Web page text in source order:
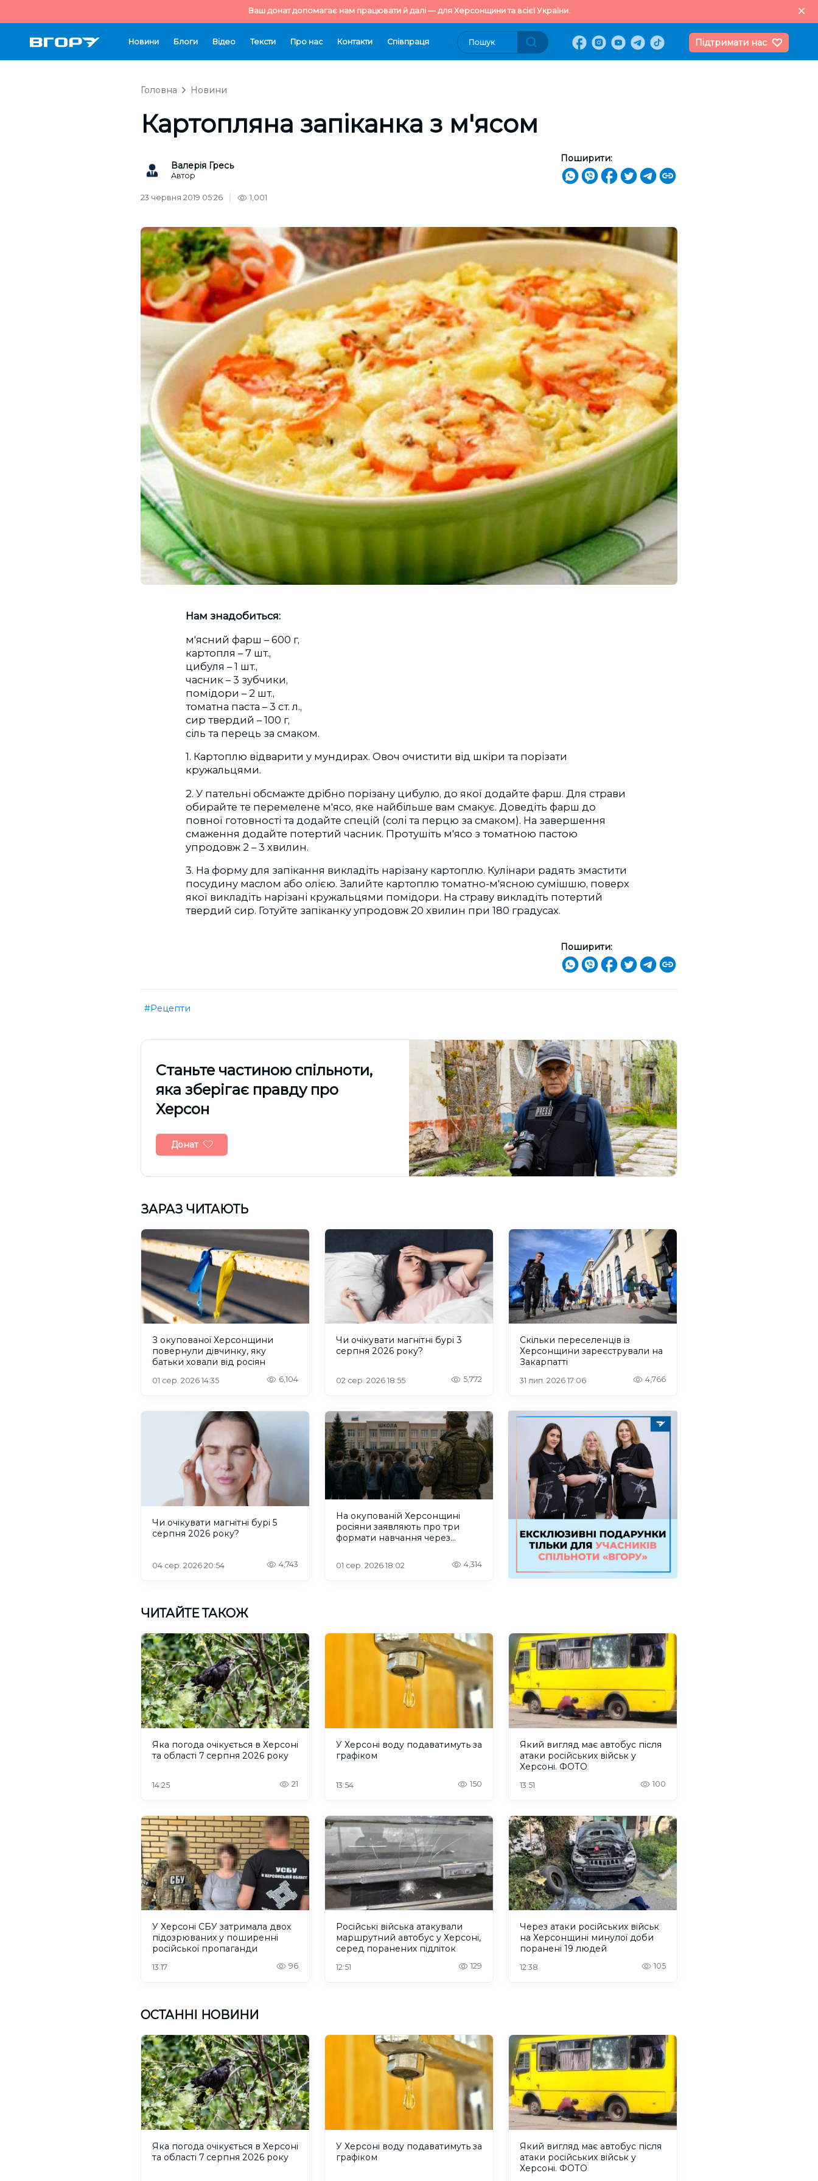
Ваш донат допомагає нам працювати й далі — для Херсонщини та всієї України.
Новини Блоги Відео Тексти Про нас Контакти Cпівпраця Підтримати нас
Головна Новини
Картопляна запіканка з м'ясом
Валерія Гресь
Автор
Поширити:
23 червня 2019 05:26 1,001
Нам знадобиться:
м'ясний фарш – 600 г,
картопля – 7 шт.,
цибуля – 1 шт.,
часник – 3 зубчики,
помідори – 2 шт.,
томатна паста – 3 ст. л.,
сир твердий – 100 г,
сіль та перець за смаком.
1. Картоплю відварити у мундирах. Овоч очистити від шкіри та порізати
кружальцями.
2. У пательні обсмажте дрібно порізану цибулю, до якої додайте фарш. Для страви
обирайте те перемелене м'ясо, яке найбільше вам смакує. Доведіть фарш до
повної готовності та додайте спецій (солі та перцю за смаком). На завершення
смаження додайте потертий часник. Протушіть м'ясо з томатною пастою
упродовж 2 – 3 хвилин.
3. На форму для запікання викладіть нарізану картоплю. Кулінари радять змастити
посудину маслом або олією. Залийте картоплю томатно-м'ясною сумішшю, поверх
якої викладіть нарізані кружальцями помідори. На страву викладіть потертий
твердий сир. Готуйте запіканку упродовж 20 хвилин при 180 градусах.
Поширити:
#Рецепти
Cтаньте частиною спільноти,
яка зберігає правду про
Херсон
Донат
ЗАРАЗ ЧИТАЮТЬ
З окупованої Херсонщини
повернули дівчинку, яку
батьки ховали від росіян
01 сер. 2026 14:35 6,104
Чи очікувати магнітні бурі 3
серпня 2026 року?
02 сер. 2026 18:55 5,772
Скільки переселенців із
Херсонщини зареєстрували на
Закарпатті
31 лип. 2026 17:06 4,766
Чи очікувати магнітні бурі 5
серпня 2026 року?
04 сер. 2026 20:54 4,743
На окупованій Херсонщині
росіяни заявляють про три
формати навчання через
01 сер. 2026 18:02 4,314
ЧИТАЙТЕ ТАКОЖ
Яка погода очікується в Херсоні
та області 7 серпня 2026 року
14:25 21
У Херсоні воду подаватимуть за
графіком
13:54 150
Який вигляд має автобус після
атаки російських військ у
Херсоні. ФОТО
13:51 100
У Херсоні СБУ затримала двох
підозрюваних у поширенні
російської пропаганди
13:17 96
Російські війська атакували
маршрутний автобус у Херсоні,
серед поранених підліток
12:51 129
Через атаки російських військ
на Херсонщині минулої доби
поранені 19 людей
12:38 105
ОСТАННІ НОВИНИ
Яка погода очікується в Херсоні
та області 7 серпня 2026 року
У Херсоні воду подаватимуть за
графіком
Який вигляд має автобус після
атаки російських військ у
Херсоні. ФОТО